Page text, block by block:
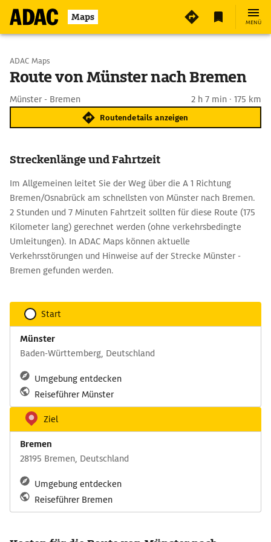
Maps MENÜ
Start wählen
ADAC Maps
Route von Münster nach Bremen
Münster - Bremen 2 h 7 min · 175 km
Routendetails anzeigen
Streckenlänge und Fahrtzeit
Im Allgemeinen leitet Sie der Weg über die A 1 Richtung
Bremen/Osnabrück am schnellsten von Münster nach Bremen.
2 Stunden und 7 Minuten Fahrtzeit sollten für diese Route (175
Kilometer lang) gerechnet werden (ohne verkehrsbedingte
Umleitungen). In ADAC Maps können aktuelle
Verkehrsstörungen und Hinweise auf der Strecke Münster -
Bremen gefunden werden.
Start
Münster
Baden-Württemberg, Deutschland
Umgebung entdecken
Reiseführer Münster
Ziel
Bremen
28195 Bremen, Deutschland
Umgebung entdecken
Reiseführer Bremen